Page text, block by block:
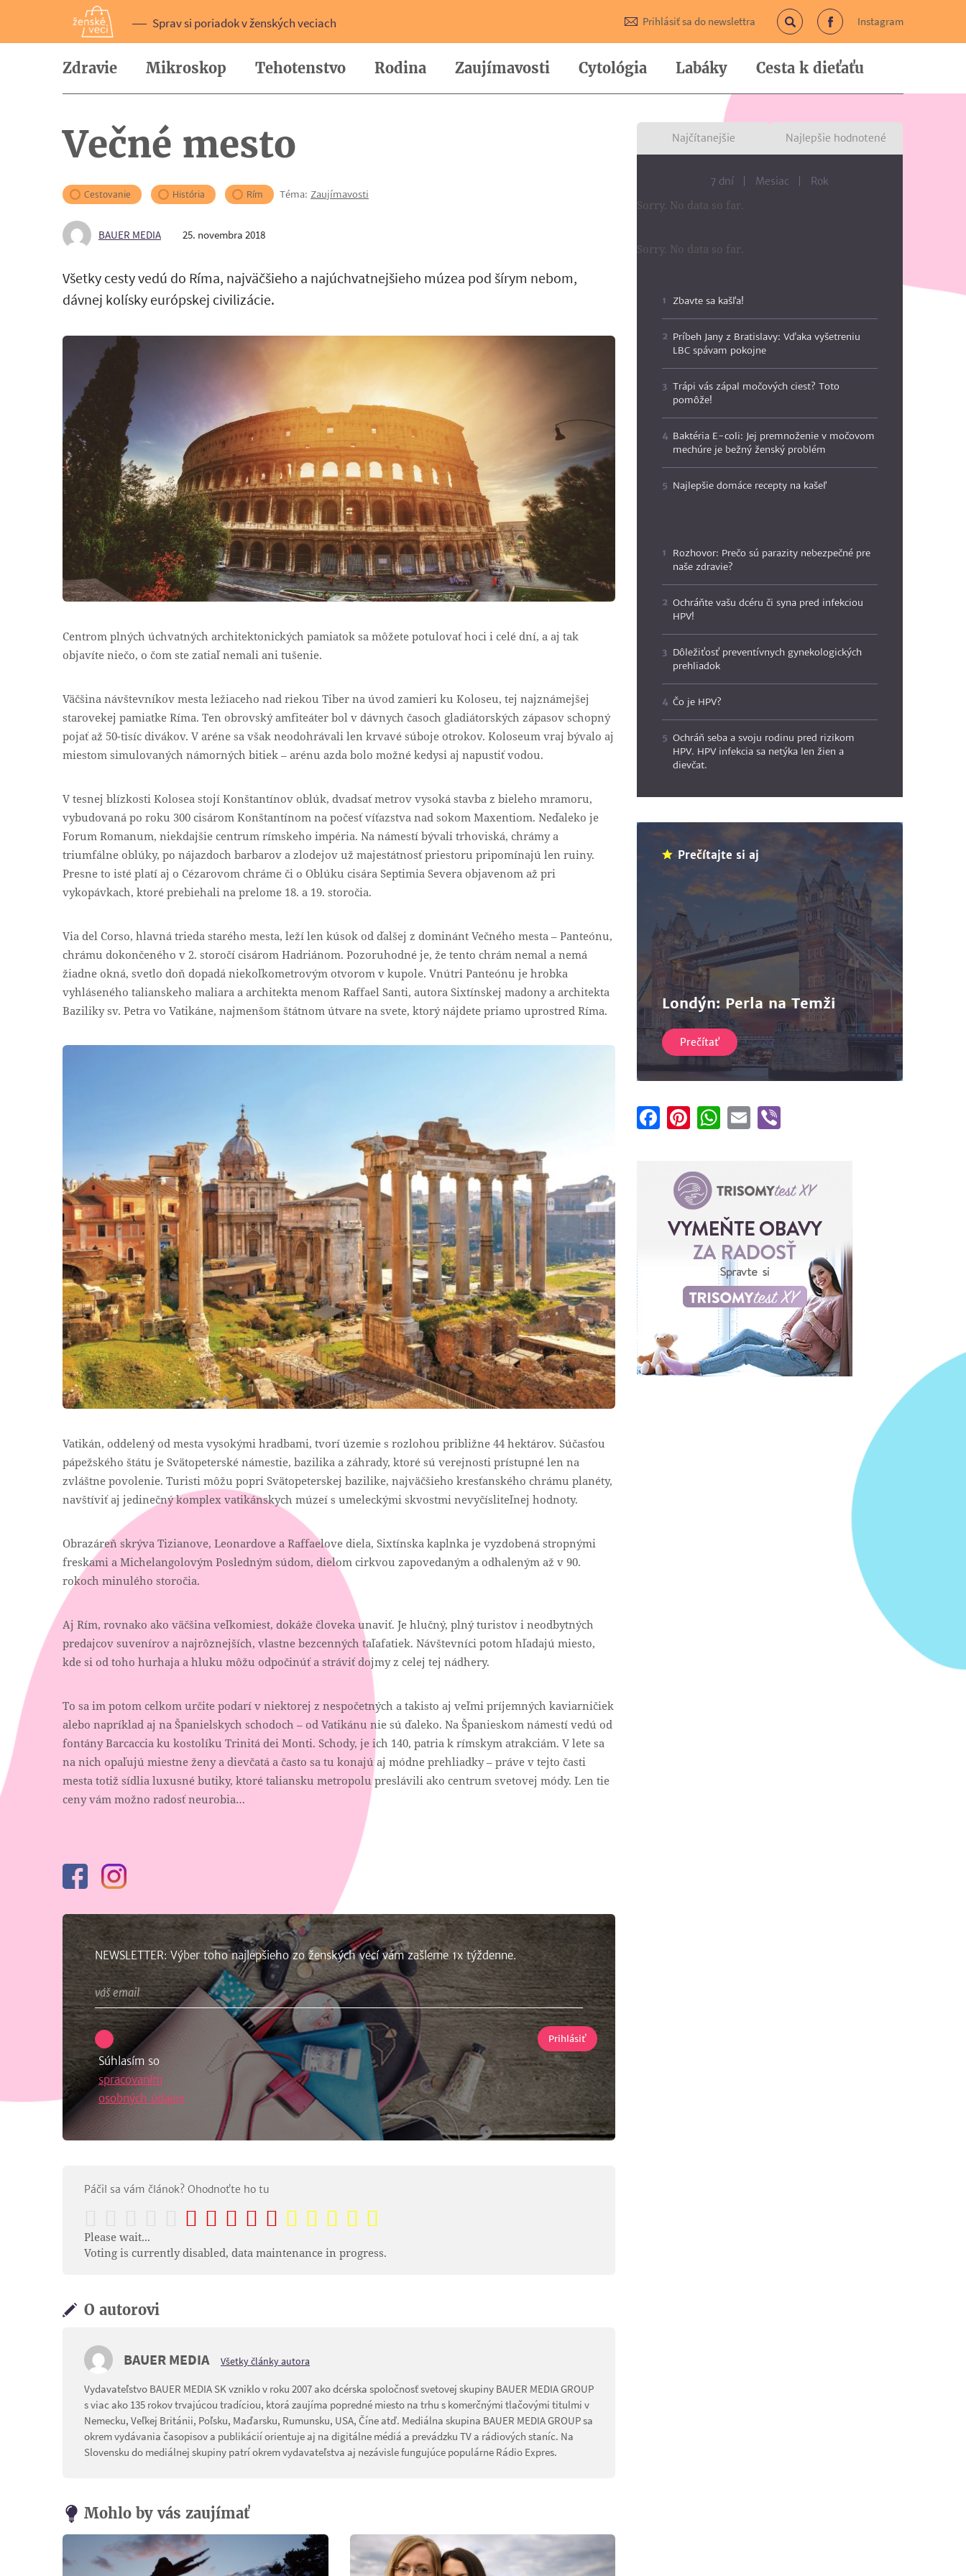
Sprav si poriadok v ženských veciach Prihlásiť sa do newslettra
VyhľadávanieFacebook
Instagram
Zdravie Mikroskop Tehotenstvo Rodina Zaujímavosti Cytológia Labáky Cesta k dieťaťu
Večné mesto
Cestovanie História Rím Téma: Zaujímavosti
BAUER MEDIA 25. novembra 2018
Všetky cesty vedú do Ríma, najväčšieho a najúchvatnejšieho múzea pod šírym nebom,
dávnej kolísky európskej civilizácie.
Centrom plných úchvatných architektonických pamiatok sa môžete potulovať hoci i celé dní, a aj tak
objavíte niečo, o čom ste zatiaľ nemali ani tušenie.
Väčšina návštevníkov mesta ležiaceho nad riekou Tiber na úvod zamieri ku Koloseu, tej najznámejšej
starovekej pamiatke Ríma. Ten obrovský amfiteáter bol v dávnych časoch gladiátorských zápasov schopný
pojať až 50-tisíc divákov. V aréne sa však neodohrávali len krvavé súboje otrokov. Koloseum vraj bývalo aj
miestom simulovaných námorných bitiek – arénu azda bolo možné kedysi aj napustiť vodou.
V tesnej blízkosti Kolosea stojí Konštantínov oblúk, dvadsať metrov vysoká stavba z bieleho mramoru,
vybudovaná po roku 300 cisárom Konštantínom na počesť víťazstva nad sokom Maxentiom. Neďaleko je
Forum Romanum, niekdajšie centrum rímskeho impéria. Na námestí bývali trhoviská, chrámy a
triumfálne oblúky, po nájazdoch barbarov a zlodejov už majestátnosť priestoru pripomínajú len ruiny.
Presne to isté platí aj o Cézarovom chráme či o Oblúku cisára Septimia Severa objavenom až pri
vykopávkach, ktoré prebiehali na prelome 18. a 19. storočia.
Via del Corso, hlavná trieda starého mesta, leží len kúsok od ďalšej z dominánt Večného mesta – Panteónu,
chrámu dokončeného v 2. storočí cisárom Hadriánom. Pozoruhodné je, že tento chrám nemal a nemá
žiadne okná, svetlo doň dopadá niekoľkometrovým otvorom v kupole. Vnútri Panteónu je hrobka
vyhláseného talianskeho maliara a architekta menom Raffael Santi, autora Sixtínskej madony a architekta
Baziliky sv. Petra vo Vatikáne, najmenšom štátnom útvare na svete, ktorý nájdete priamo uprostred Ríma.
Vatikán, oddelený od mesta vysokými hradbami, tvorí územie s rozlohou približne 44 hektárov. Súčasťou
pápežského štátu je Svätopeterské námestie, bazilika a záhrady, ktoré sú verejnosti prístupné len na
zvláštne povolenie. Turisti môžu popri Svätopeterskej bazilike, najväčšieho kresťanského chrámu planéty,
navštíviť aj jedinečný komplex vatikánskych múzeí s umeleckými skvostmi nevyčísliteľnej hodnoty.
Obrazáreň skrýva Tizianove, Leonardove a Raffaelove diela, Sixtínska kaplnka je vyzdobená stropnými
freskami a Michelangolovým Posledným súdom, dielom cirkvou zapovedaným a odhaleným až v 90.
rokoch minulého storočia.
Aj Rím, rovnako ako väčšina veľkomiest, dokáže človeka unaviť. Je hlučný, plný turistov i neodbytných
predajcov suvenírov a najrôznejších, vlastne bezcenných taľafatiek. Návštevníci potom hľadajú miesto,
kde si od toho hurhaja a hluku môžu odpočinúť a stráviť dojmy z celej tej nádhery.
To sa im potom celkom určite podarí v niektorej z nespočetných a takisto aj veľmi príjemných kaviarničiek
alebo napríklad aj na Španielskych schodoch – od Vatikánu nie sú ďaleko. Na Španieskom námestí vedú od
fontány Barcaccia ku kostolíku Trinitá dei Monti. Schody, je ich 140, patria k rímskym atrakciám. V lete sa
na nich opaľujú miestne ženy a dievčatá a často sa tu konajú aj módne prehliadky – práve v tejto časti
mesta totiž sídlia luxusné butiky, ktoré taliansku metropolu preslávili ako centrum svetovej módy. Len tie
ceny vám možno radosť neurobia…
Facebook
NEWSLETTER: Výber toho najlepšieho zo ženských vecí vám zašleme 1x týždenne.
Súhlasím so
spracovaním
osobných údajov
Páčil sa vám článok? Ohodnoťte ho tu
Please wait...
Voting is currently disabled, data maintenance in progress.
O autorovi
BAUER MEDIA Všetky články autora
Vydavateľstvo BAUER MEDIA SK vzniklo v roku 2007 ako dcérska spoločnosť svetovej skupiny BAUER MEDIA GROUP
s viac ako 135 rokov trvajúcou tradíciou, ktorá zaujíma popredné miesto na trhu s komerčnými tlačovými titulmi v
Nemecku, Veľkej Británii, Poľsku, Maďarsku, Rumunsku, USA, Číne atď. Mediálna skupina BAUER MEDIA GROUP sa
okrem vydávania časopisov a publikácií orientuje aj na digitálne médiá a prevádzku TV a rádiových staníc. Na
Slovensku do mediálnej skupiny patrí okrem vydavateľstva aj nezávisle fungujúce populárne Rádio Expres.
Mohlo by vás zaujímať
Najčítanejšie Najlepšie hodnotené
7 dní Mesiac Rok
Sorry. No data so far.
Sorry. No data so far.
Zbavte sa kašľa!
Príbeh Jany z Bratislavy: Vďaka vyšetreniu
LBC spávam pokojne
Trápi vás zápal močových ciest? Toto
pomôže!
Baktéria E-coli: Jej premnoženie v močovom
mechúre je bežný ženský problém
Najlepšie domáce recepty na kašeľ
Rozhovor: Prečo sú parazity nebezpečné pre
naše zdravie?
Ochráňte vašu dcéru či syna pred infekciou
HPV!
Dôležiťosť preventívnych gynekologických
prehliadok
Čo je HPV?
Ochráň seba a svoju rodinu pred rizikom
HPV. HPV infekcia sa netýka len žien a
dievčat.
Prečítajte si aj
Londýn: Perla na Temži
Prečítať
Facebook
Pinterest
WhatsApp
Email